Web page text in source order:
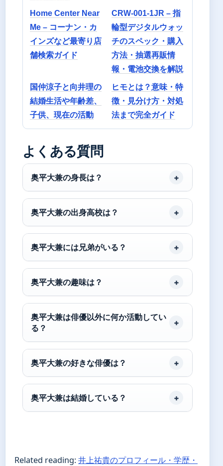
Home Center Near
Me – コーナン・カ
インズなど最寄り店
舗検索ガイド
CRW-001-1JR – 指
輪型デジタルウォッ
チのスペック・購入
方法・抽選再販情
報・電池交換を解説
国仲涼子と向井理の
結婚生活や年齢差、
子供、現在の活動
ヒモとは？意味・特
徴・見分け方・対処
法まで完全ガイド
よくある質問
奥平大兼の身長は？
奥平大兼の出身高校は？
奥平大兼には兄弟がいる？
奥平大兼の趣味は？
奥平大兼は俳優以外に何か活動してい
る？
奥平大兼の好きな俳優は？
奥平大兼は結婚している？
Related reading:井上祐貴のプロフィール・学歴・